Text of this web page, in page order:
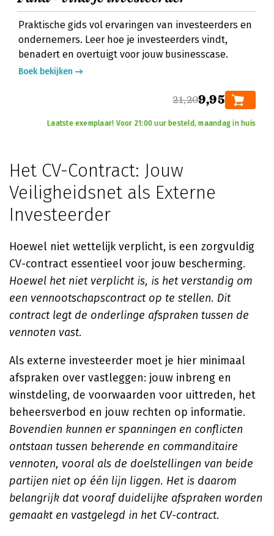
Praktische gids vol ervaringen van investeerders en
ondernemers. Leer hoe je investeerders vindt,
benadert en overtuigt voor jouw businesscase.
Boek bekijken
21,209,95
Laatste exemplaar! Voor 21:00 uur besteld, maandag in huis
Het CV-Contract: Jouw
Veiligheidsnet als Externe
Investeerder
Hoewel niet wettelijk verplicht, is een zorgvuldig
CV-contract essentieel voor jouw bescherming.
Hoewel het niet verplicht is, is het verstandig om
een vennootschapscontract op te stellen. Dit
contract legt de onderlinge afspraken tussen de
vennoten vast.
Als externe investeerder moet je hier minimaal
afspraken over vastleggen: jouw inbreng en
winstdeling, de voorwaarden voor uittreden, het
beheersverbod en jouw rechten op informatie.
Bovendien kunnen er spanningen en conflicten
ontstaan tussen beherende en commanditaire
vennoten, vooral als de doelstellingen van beide
partijen niet op één lijn liggen. Het is daarom
belangrijk dat vooraf duidelijke afspraken worden
gemaakt en vastgelegd in het CV-contract.